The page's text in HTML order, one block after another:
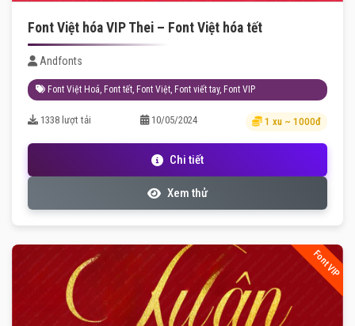
Font Việt hóa VIP Thei – Font Việt hóa tết
Andfonts
Font Việt Hoá, Font tết, Font Việt, Font viết tay, Font VIP
1338 lượt tải 10/05/2024 1 xu ~ 1000đ
Chi tiết
Xem thử
Font VIP